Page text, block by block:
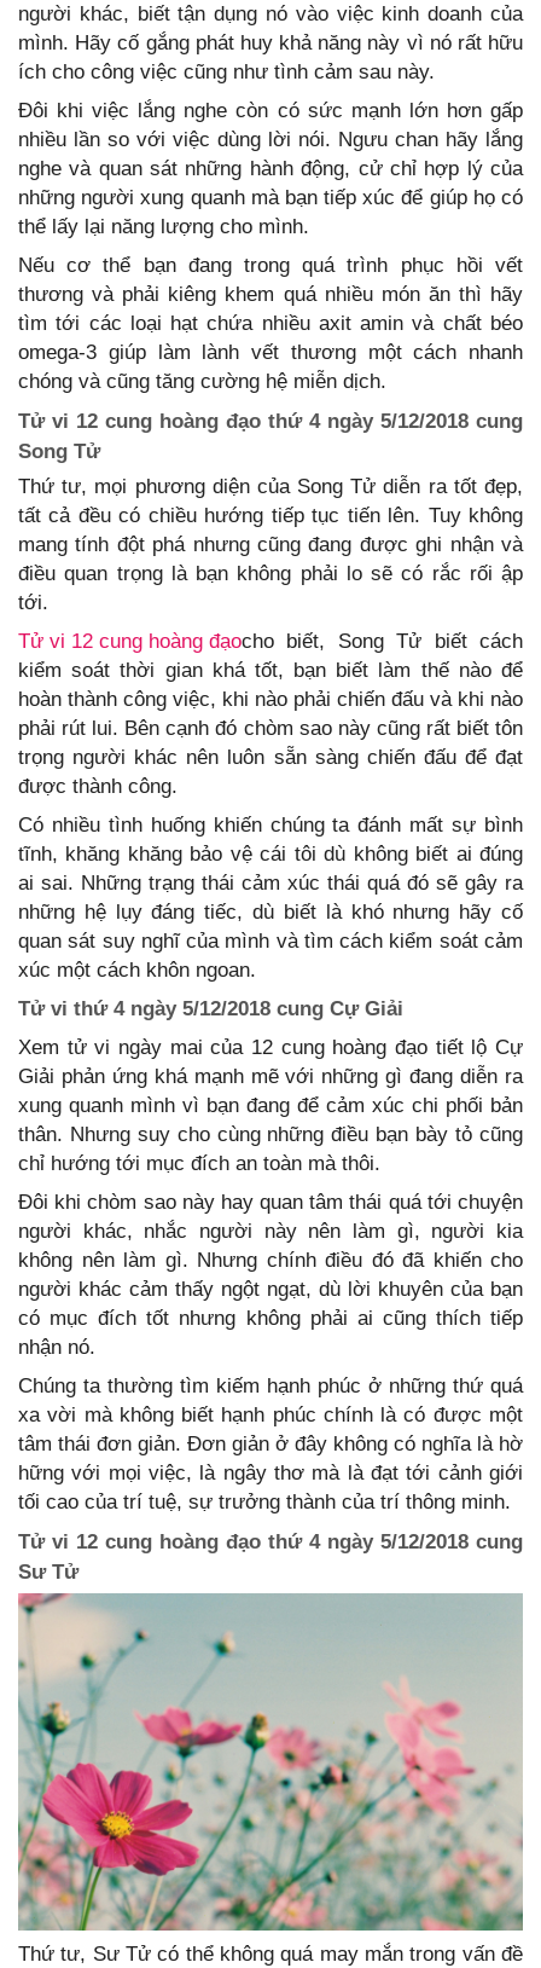
người khác, biết tận dụng nó vào việc kinh doanh của
mình. Hãy cố gắng phát huy khả năng này vì nó rất hữu
ích cho công việc cũng như tình cảm sau này.
Đôi khi việc lắng nghe còn có sức mạnh lớn hơn gấp
nhiều lần so với việc dùng lời nói. Ngưu chan hãy lắng
nghe và quan sát những hành động, cử chỉ hợp lý của
những người xung quanh mà bạn tiếp xúc để giúp họ có
thể lấy lại năng lượng cho mình.
Nếu cơ thể bạn đang trong quá trình phục hồi vết
thương và phải kiêng khem quá nhiều món ăn thì hãy
tìm tới các loại hạt chứa nhiều axit amin và chất béo
omega-3 giúp làm lành vết thương một cách nhanh
chóng và cũng tăng cường hệ miễn dịch.
Tử vi 12 cung hoàng đạo thứ 4 ngày 5/12/2018 cung
Song Tử
Thứ tư, mọi phương diện của Song Tử diễn ra tốt đẹp,
tất cả đều có chiều hướng tiếp tục tiến lên. Tuy không
mang tính đột phá nhưng cũng đang được ghi nhận và
điều quan trọng là bạn không phải lo sẽ có rắc rối ập
tới.
Tử vi 12 cung hoàng đạocho biết, Song Tử biết cách
kiểm soát thời gian khá tốt, bạn biết làm thế nào để
hoàn thành công việc, khi nào phải chiến đấu và khi nào
phải rút lui. Bên cạnh đó chòm sao này cũng rất biết tôn
trọng người khác nên luôn sẵn sàng chiến đấu để đạt
được thành công.
Có nhiều tình huống khiến chúng ta đánh mất sự bình
tĩnh, khăng khăng bảo vệ cái tôi dù không biết ai đúng
ai sai. Những trạng thái cảm xúc thái quá đó sẽ gây ra
những hệ lụy đáng tiếc, dù biết là khó nhưng hãy cố
quan sát suy nghĩ của mình và tìm cách kiểm soát cảm
xúc một cách khôn ngoan.
Tử vi thứ 4 ngày 5/12/2018 cung Cự Giải
Xem tử vi ngày mai của 12 cung hoàng đạo tiết lộ Cự
Giải phản ứng khá mạnh mẽ với những gì đang diễn ra
xung quanh mình vì bạn đang để cảm xúc chi phối bản
thân. Nhưng suy cho cùng những điều bạn bày tỏ cũng
chỉ hướng tới mục đích an toàn mà thôi.
Đôi khi chòm sao này hay quan tâm thái quá tới chuyện
người khác, nhắc người này nên làm gì, người kia
không nên làm gì. Nhưng chính điều đó đã khiến cho
người khác cảm thấy ngột ngạt, dù lời khuyên của bạn
có mục đích tốt nhưng không phải ai cũng thích tiếp
nhận nó.
Chúng ta thường tìm kiếm hạnh phúc ở những thứ quá
xa vời mà không biết hạnh phúc chính là có được một
tâm thái đơn giản. Đơn giản ở đây không có nghĩa là hờ
hững với mọi việc, là ngây thơ mà là đạt tới cảnh giới
tối cao của trí tuệ, sự trưởng thành của trí thông minh.
Tử vi 12 cung hoàng đạo thứ 4 ngày 5/12/2018 cung
Sư Tử
Thứ tư, Sư Tử có thể không quá may mắn trong vấn đề